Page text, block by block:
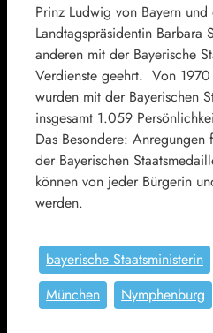
Prinz Ludwig von Bayern
Landtagspräsidentin Barbara
anderen mit der Bayerische
Verdienste geehrt. Von
wurden mit der Bayerischen
insgesamt 1.059
Das Besondere:
der Bayerischen
können von jeder Bürgerin
werden.
bayerische Staatsministerin
München
Nymphenburg